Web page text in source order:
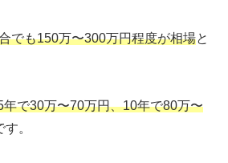
でも150万〜300万円程度が相場と
年で30万〜70万円、10年で80万〜
。